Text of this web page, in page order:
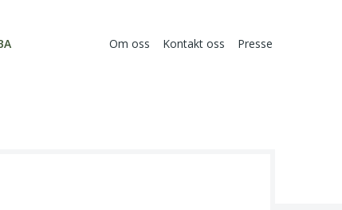
Om oss Kontakt oss Presse